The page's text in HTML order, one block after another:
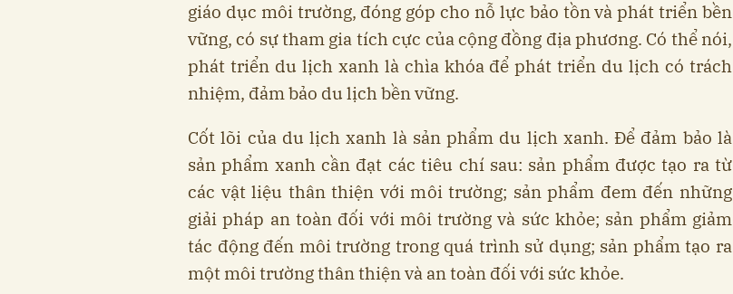
giáo dục môi trường, đóng góp cho nỗ lực bảo tồn và phát triển bền
vững, có sự tham gia tích cực của cộng đồng địa phương. Có thể nói,
phát triển du lịch xanh là chìa khóa để phát triển du lịch có trách
nhiệm, đảm bảo du lịch bền vững.
Cốt lõi của du lịch xanh là sản phẩm du lịch xanh. Để đảm bảo là
sản phẩm xanh cần đạt các tiêu chí sau: sản phẩm được tạo ra từ
các vật liệu thân thiện với môi trường; sản phẩm đem đến những
giải pháp an toàn đối với môi trường và sức khỏe; sản phẩm giảm
tác động đến môi trường trong quá trình sử dụng; sản phẩm tạo ra
một môi trường thân thiện và an toàn đối với sức khỏe.